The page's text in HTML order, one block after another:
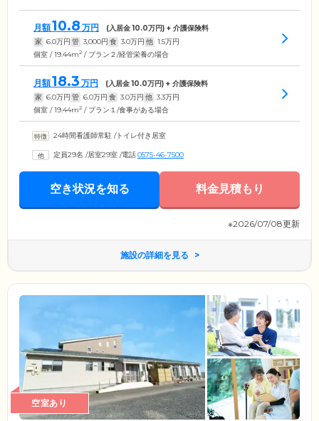
月額10.8 万円 (入居金10.0万円) + 介護保険料
家 6.0万円 管 3,000円 食 3.0万円 他 1.5万円
個室 / 19.44m2 / プラン２/経管栄養の場合
月額18.3 万円 (入居金10.0万円) + 介護保険料
家 6.0万円 管 6.0万円 食 3.0万円 他 3.3万円
個室 / 19.44m2 / プラン１/食事がある場合
24時間看護師常駐 /トイレ付き居室
定員29名 /居室29室 /電話0575-46-7500
空き状況を知る 料金見積もり
※2026/07/08更新
施設の詳細を見る
空室あり